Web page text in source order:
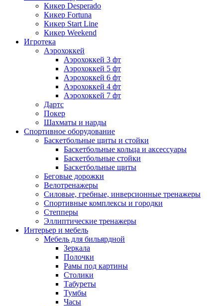
Кикер Desperado
Кикер Fortuna
Кикер Start Line
Кикер Weekend
Игротека
Аэрохоккей
Аэрохоккей 3 фт
Аэрохоккей 5 фт
Аэрохоккей 6 фт
Аэрохоккей 4 фт
Аэрохоккей 7 фт
Дартс
Покер
Шахматы и нарды
Спортивное оборудование
Баскетбольные щиты и стойки
Баскетбольные кольца и аксессуары
Баскетбольные стойки
Баскетбольные щиты
Беговые дорожки
Велотренажеры
Силовые, гребные, инверсионные тренажеры
Спортивные комплексы и городки
Степперы
Эллиптические тренажеры
Интерьер и мебель
Мебель для бильярдной
Зеркала
Полочки
Рамы под картины
Столики
Табуреты
Тумбы
Часы